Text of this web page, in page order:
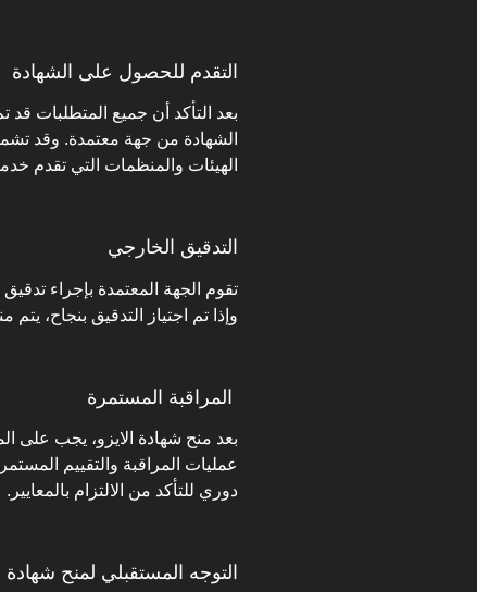
التقدم للحصول على الشهادة
بعد التأكد أن جميع المتطلبات
الشهادة من جهة معتمدة. وقد
الهيئات والمنظمات التي تقدم
التدقيق الخارجي
تقوم الجهة المعتمدة بإجراء
وإذا تم اجتياز التدقيق بنجاح،
المراقبة المستمرة
بعد منح شهادة الايزو، يجب
عمليات المراقبة والتقييم
دوري للتأكد من الالتزام بالمعايير.
التوجه المستقبلي لمنح شهادة